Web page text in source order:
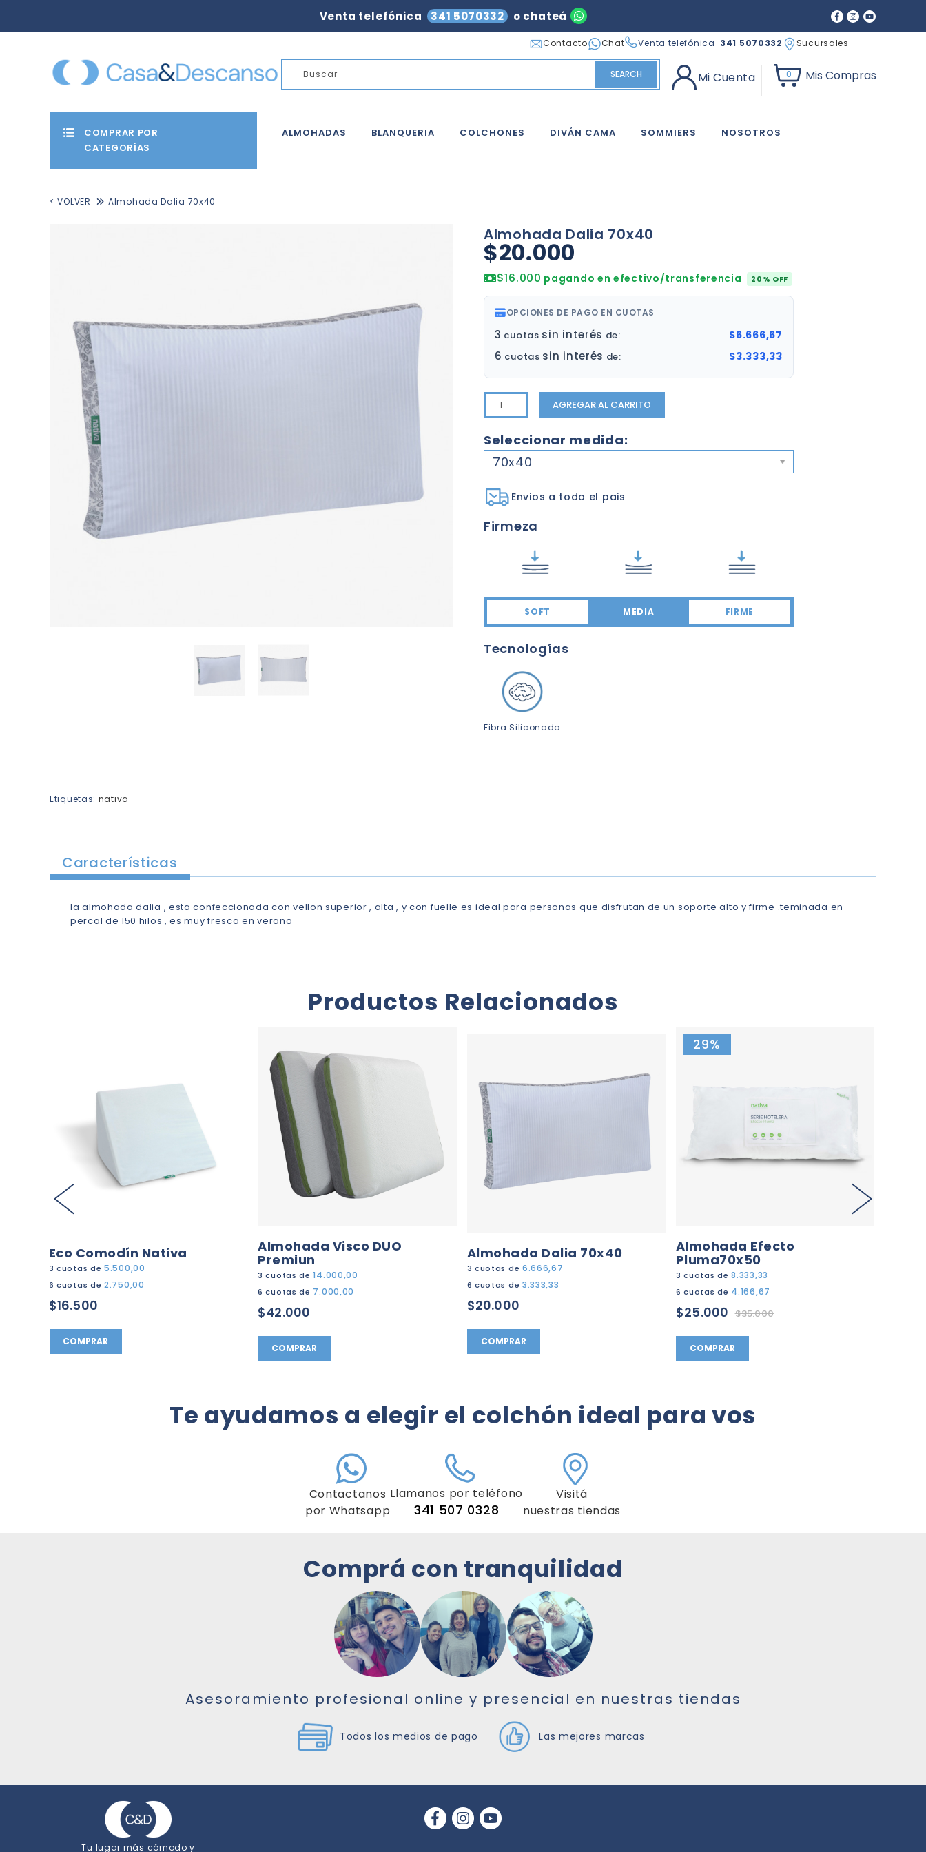
Venta telefónica 341 5070332 o chateá
SEARCH Mi Cuenta 0 Mis Compras
Contacto Chat Venta telefónica 341 5070332 Sucursales
COMPRAR POR
CATEGORÍAS
ALMOHADAS BLANQUERIA COLCHONES DIVÁN CAMA SOMMIERS NOSOTROS
< VOLVER Almohada Dalia 70x40
Almohada Dalia 70x40
$20.000
$16.000 pagando en efectivo/transferencia 20% OFF
OPCIONES DE PAGO EN CUOTAS
3 cuotas sin interés de: $6.666,67
6 cuotas sin interés de: $3.333,33
AGREGAR AL CARRITO
Seleccionar medida:
70x40
Envios a todo el pais
Firmeza
SOFT MEDIA FIRME
Tecnologías
Fibra Siliconada
Etiquetas: nativa
Características
la almohada dalia , esta confeccionada con vellon superior , alta , y con fuelle es ideal para personas que disfrutan de un soporte alto y firme .teminada en
percal de 150 hilos , es muy fresca en verano
Productos Relacionados
Eco Comodín Nativa
3 cuotas de5.500,00
6 cuotas de2.750,00
$16.500
COMPRAR
Almohada Visco DUO
Premiun
3 cuotas de14.000,00
6 cuotas de 7.000,00
$42.000
COMPRAR
Almohada Dalia 70x40
3 cuotas de 6.666,67
6 cuotas de 3.333,33
$20.000
COMPRAR
29%
Almohada Efecto
Pluma70x50
3 cuotas de8.333,33
6 cuotas de 4.166,67
$25.000 $35.000
COMPRAR
Te ayudamos a elegir el colchón ideal para vos
Contactanos
por Whatsapp
Llamanos por teléfono
341 507 0328
Visitá
nuestras tiendas
Comprá con tranquilidad
Asesoramiento profesional online y presencial en nuestras tiendas
Todos los medios de pago Las mejores marcas
Tu lugar más cómodo y